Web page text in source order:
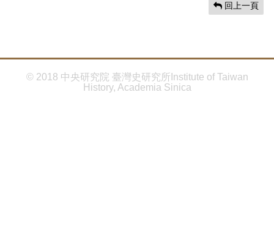
回上一頁
© 2018 中央研究院 臺灣史研究所Institute of Taiwan
History, Academia Sinica